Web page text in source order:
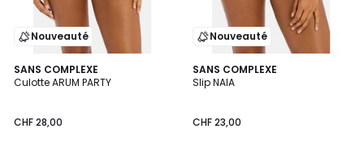
Nouveauté
SANS COMPLEXE
Culotte ARUM PARTY
CHF 28,00
Nouveauté
SANS COMPLEXE
Slip NAIA
CHF 23,00